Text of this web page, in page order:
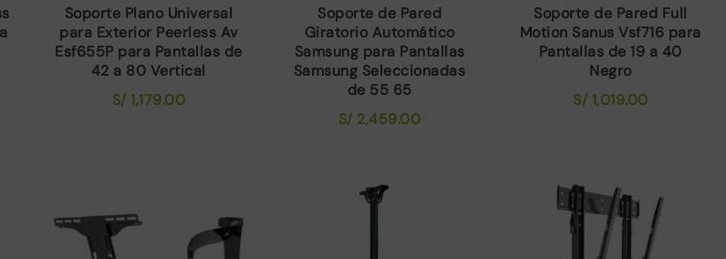
Soporte Plano Universal
para Exterior Peerless Av
Esf655P para Pantallas de
42 a 80 Vertical
S/1,179.00
Soporte de Pared
Giratorio Automático
Samsung para Pantallas
Samsung Seleccionadas
de 55 65
S/2,459.00
Soporte de Pared Full
Motion Sanus Vsf716 para
Pantallas de 19 a 40
Negro
S/1,019.00